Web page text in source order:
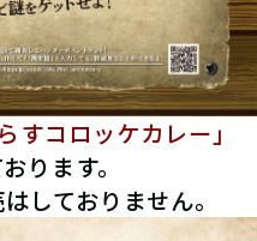
らすコロッケカレー」
ります。
しておりません。